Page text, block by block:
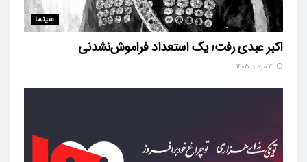
سینما
اکبر عبدی رفت؛ یک استعداد فراموش‌نشدنی